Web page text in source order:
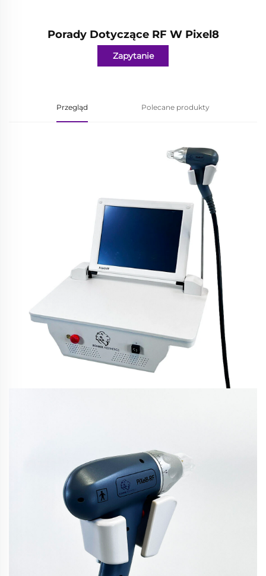
Porady Dotyczące RF W Pixel8
Zapytanie
Przegląd Polecane produkty